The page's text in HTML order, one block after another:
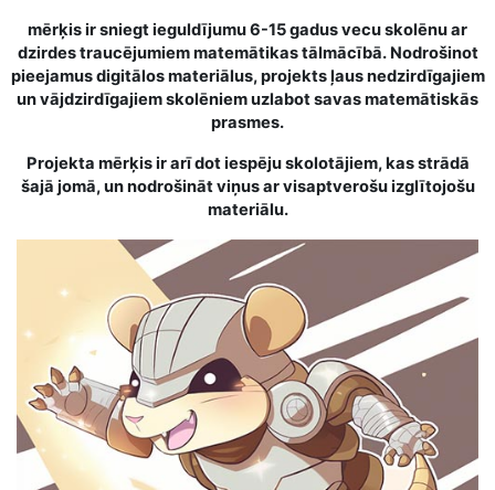
mērķis ir sniegt ieguldījumu 6-15 gadus vecu skolēnu ar
dzirdes traucējumiem matemātikas tālmācībā. Nodrošinot
pieejamus digitālos materiālus, projekts ļaus nedzirdīgajiem
un vājdzirdīgajiem skolēniem uzlabot savas matemātiskās
prasmes.
Projekta mērķis ir arī dot iespēju skolotājiem, kas strādā
šajā jomā, un nodrošināt viņus ar visaptverošu izglītojošu
materiālu.